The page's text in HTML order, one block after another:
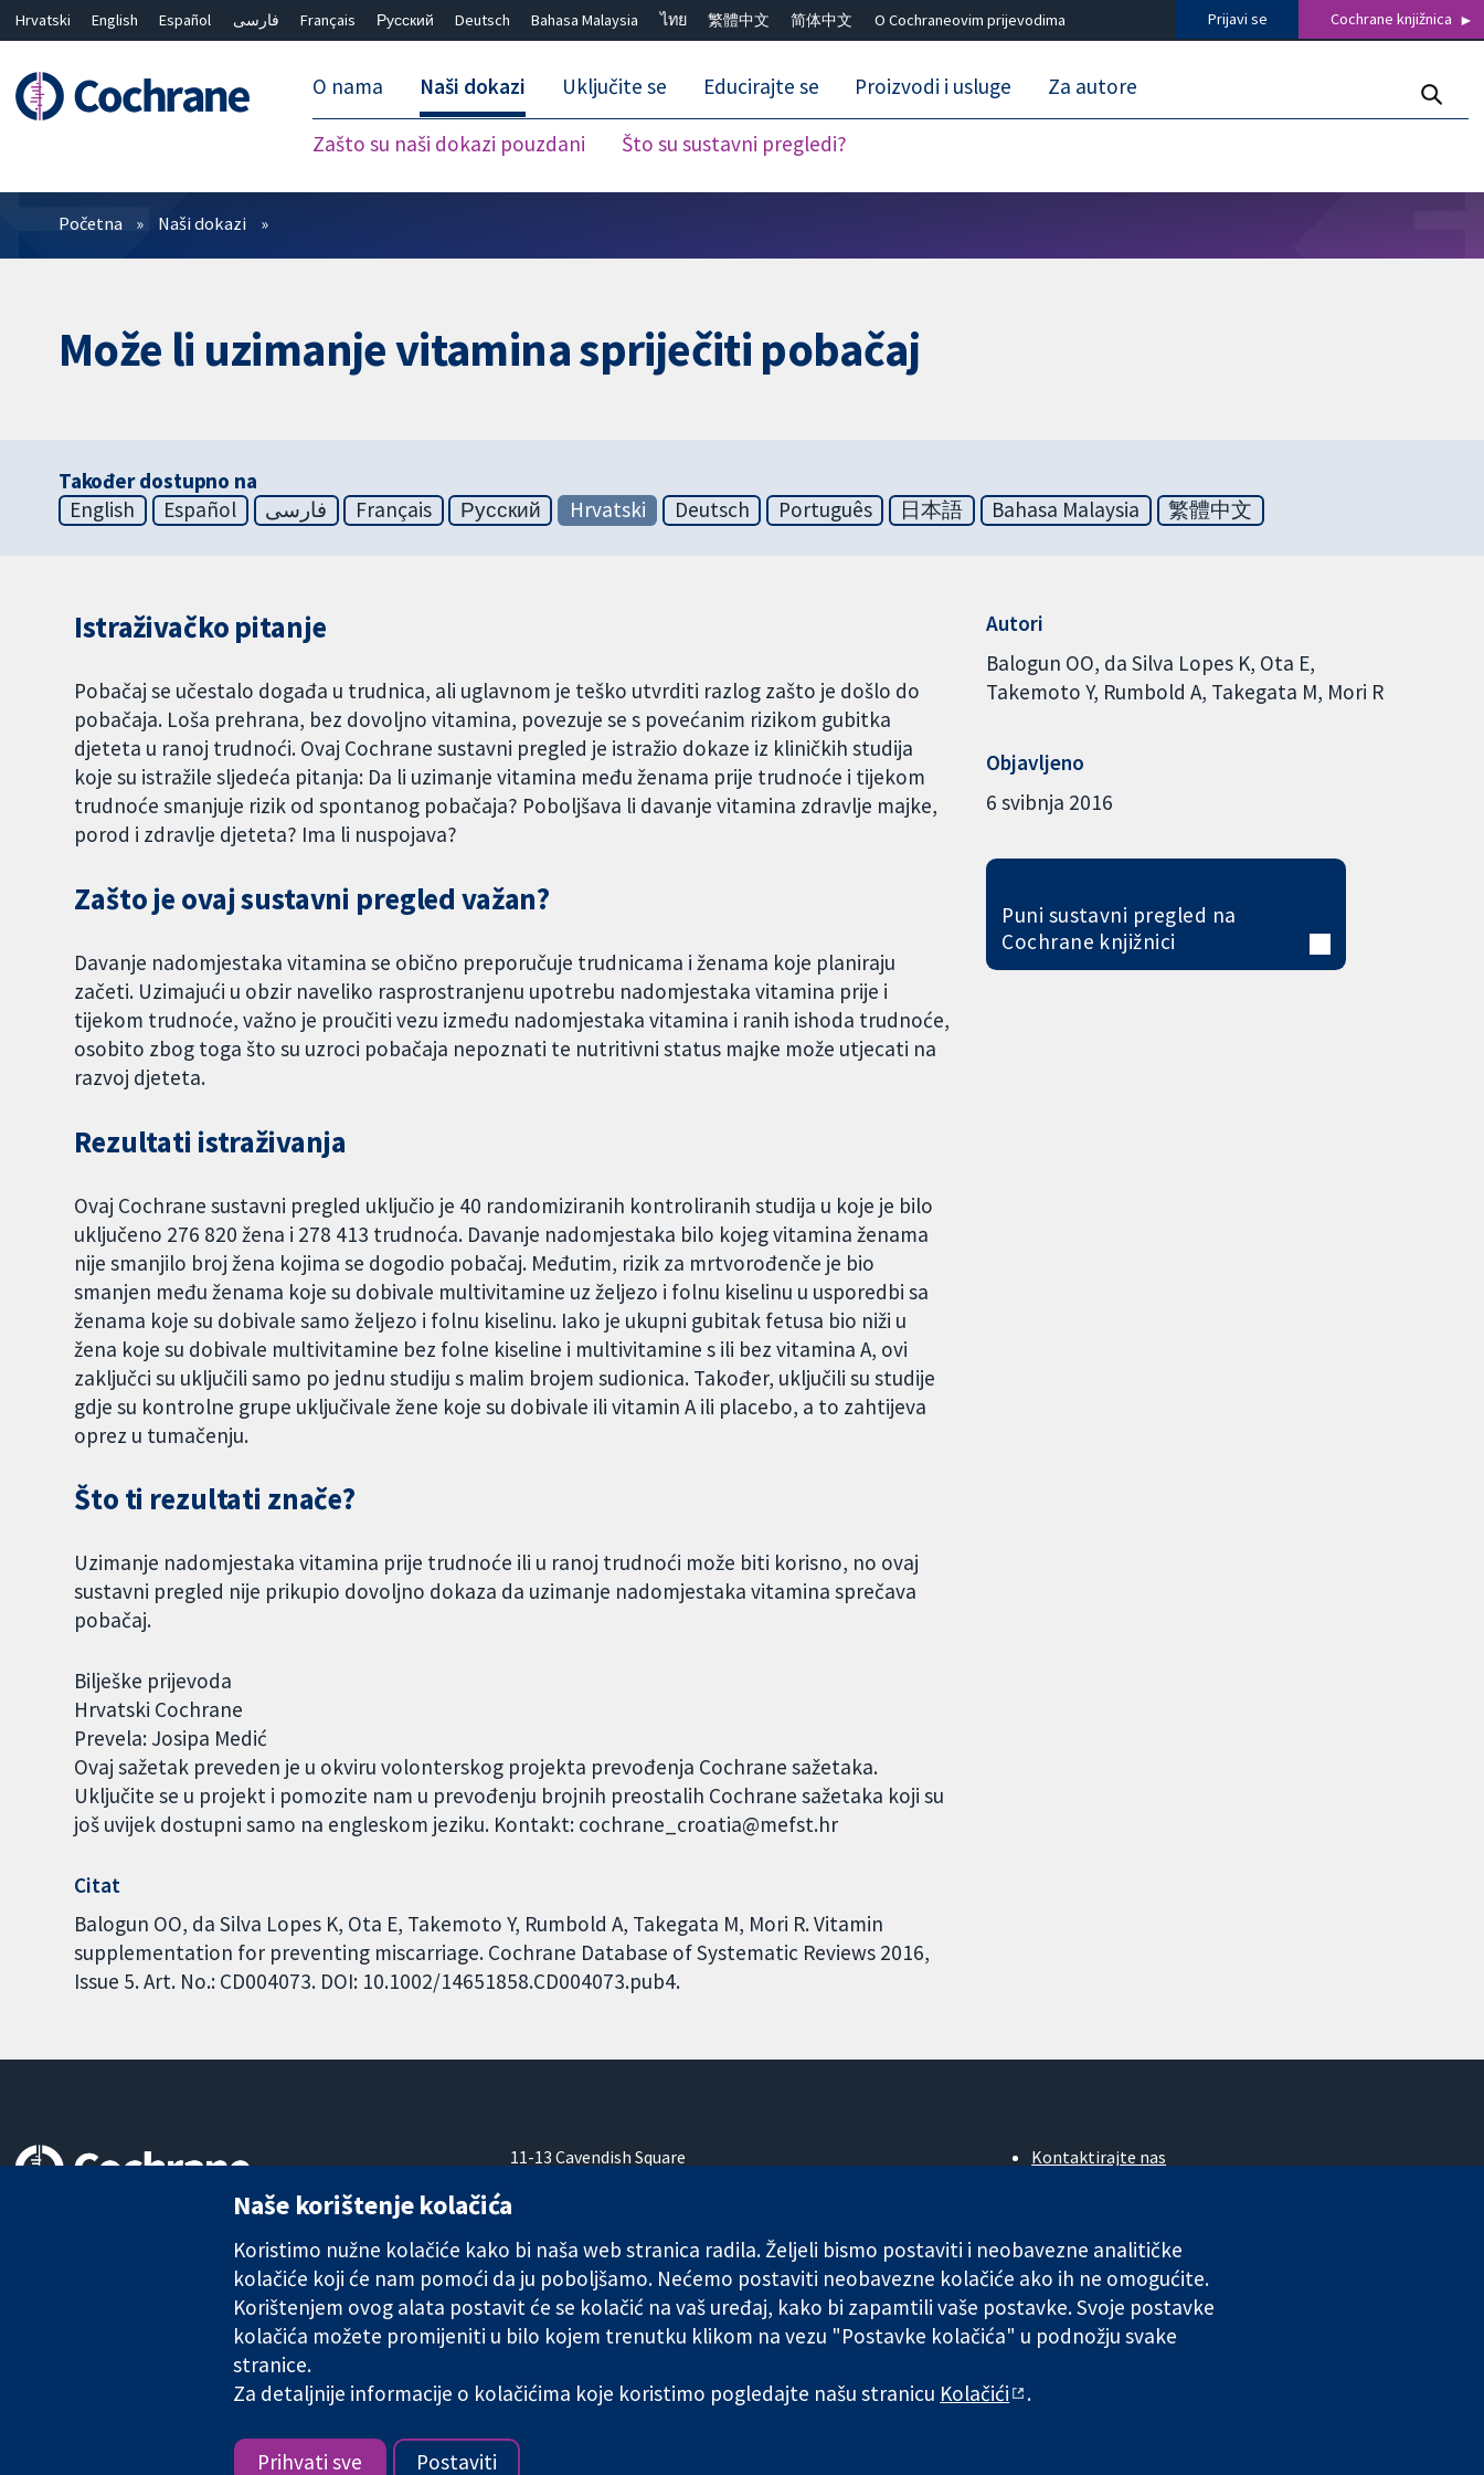
Hrvatski English Español فارسی Français Русский Deutsch Bahasa Malaysia ไทย 繁體中文 简体中文 O Cochraneovim prijevodima Prijavi se Cochrane knjižnica
O nama Naši dokazi
Zašto su naši dokazi pouzdani Što su sustavni pregledi?
Uključite se Educirajte se Proizvodi i usluge Za autore
Prečistači
Početna Naši dokazi
Može li uzimanje vitamina spriječiti pobačaj
Također dostupno na
English
Español فارسی Français Русский Hrvatski Deutsch Português 日本語 Bahasa Malaysia 繁體中文
Istraživačko pitanje
Pobačaj se učestalo događa u trudnica, ali uglavnom je teško utvrditi razlog zašto je došlo do
pobačaja. Loša prehrana, bez dovoljno vitamina, povezuje se s povećanim rizikom gubitka
djeteta u ranoj trudnoći. Ovaj Cochrane sustavni pregled je istražio dokaze iz kliničkih studija
koje su istražile sljedeća pitanja: Da li uzimanje vitamina među ženama prije trudnoće i tijekom
trudnoće smanjuje rizik od spontanog pobačaja? Poboljšava li davanje vitamina zdravlje majke,
porod i zdravlje djeteta? Ima li nuspojava?
Zašto je ovaj sustavni pregled važan?
Davanje nadomjestaka vitamina se obično preporučuje trudnicama i ženama koje planiraju
začeti. Uzimajući u obzir naveliko rasprostranjenu upotrebu nadomjestaka vitamina prije i
tijekom trudnoće, važno je proučiti vezu između nadomjestaka vitamina i ranih ishoda trudnoće,
osobito zbog toga što su uzroci pobačaja nepoznati te nutritivni status majke može utjecati na
razvoj djeteta.
Rezultati istraživanja
Ovaj Cochrane sustavni pregled uključio je 40 randomiziranih kontroliranih studija u koje je bilo
uključeno 276 820 žena i 278 413 trudnoća. Davanje nadomjestaka bilo kojeg vitamina ženama
nije smanjilo broj žena kojima se dogodio pobačaj. Međutim, rizik za mrtvorođenče je bio
smanjen među ženama koje su dobivale multivitamine uz željezo i folnu kiselinu u usporedbi sa
ženama koje su dobivale samo željezo i folnu kiselinu. Iako je ukupni gubitak fetusa bio niži u
žena koje su dobivale multivitamine bez folne kiseline i multivitamine s ili bez vitamina A, ovi
zaključci su uključili samo po jednu studiju s malim brojem sudionica. Također, uključili su studije
gdje su kontrolne grupe uključivale žene koje su dobivale ili vitamin A ili placebo, a to zahtijeva
oprez u tumačenju.
Što ti rezultati znače?
Uzimanje nadomjestaka vitamina prije trudnoće ili u ranoj trudnoći može biti korisno, no ovaj
sustavni pregled nije prikupio dovoljno dokaza da uzimanje nadomjestaka vitamina sprečava
pobačaj.
Bilješke prijevoda
Hrvatski Cochrane
Prevela: Josipa Medić
Ovaj sažetak preveden je u okviru volonterskog projekta prevođenja Cochrane sažetaka.
Uključite se u projekt i pomozite nam u prevođenju brojnih preostalih Cochrane sažetaka koji su
još uvijek dostupni samo na engleskom jeziku. Kontakt: cochrane_croatia@mefst.hr
Citat
Balogun OO, da Silva Lopes K, Ota E, Takemoto Y, Rumbold A, Takegata M, Mori R. Vitamin
supplementation for preventing miscarriage. Cochrane Database of Systematic Reviews 2016,
Issue 5. Art. No.: CD004073. DOI: 10.1002/14651858.CD004073.pub4.
Autori
Balogun OO da Silva Lopes K Ota E
Takemoto Y Rumbold A Takegata M Mori R
Objavljeno
6 svibnja 2016
Puni sustavni pregled na
Cochrane knjižnici
11-13 Cavendish Square
W1G 0AN
Kontaktirajte nas
Poslovi
Cochrane Library
The Cochrane Collaboration is a charity (no. 1045921) and a company limited by guarantee (no. 03044323) registered in England & Wales. VAT registration number GB 718 2127 49.
Copyright © 2026 The Cochrane Collaboration Uvjeti korištenja Odricanje od odgovornosti
Naše korištenje kolačića
Koristimo nužne kolačiće kako bi naša web stranica radila. Željeli bismo postaviti i neobavezne analitičke
kolačiće koji će nam pomoći da ju poboljšamo. Nećemo postaviti neobavezne kolačiće ako ih ne omogućite.
Korištenjem ovog alata postavit će se kolačić na vaš uređaj, kako bi zapamtili vaše postavke. Svoje postavke
kolačića možete promijeniti u bilo kojem trenutku klikom na vezu "Postavke kolačića" u podnožju svake
stranice.
Za detaljnije informacije o kolačićima koje koristimo pogledajte našu stranicu Kolačići .
Prihvati sve Postaviti